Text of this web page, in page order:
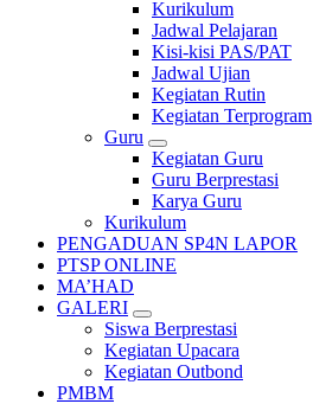
Kurikulum
Jadwal Pelajaran
Kisi-kisi PAS/PAT
Jadwal Ujian
Kegiatan Rutin
Kegiatan Terprogram
Guru
Kegiatan Guru
Guru Berprestasi
Karya Guru
Kurikulum
PENGADUAN SP4N LAPOR
PTSP ONLINE
MA’HAD
GALERI
Siswa Berprestasi
Kegiatan Upacara
Kegiatan Outbond
PMBM